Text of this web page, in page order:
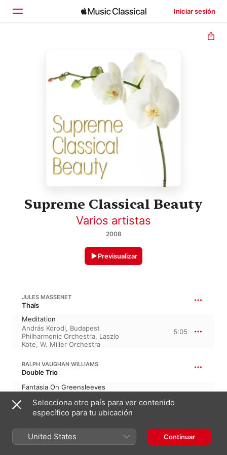
Iniciar sesión
Explorar
Supreme Classical Beauty
Varios artistas
2008
Previsualizar
JULES MASSENET
Thaïs
Meditation
András Kórodi, Budapest
Philharmonic Orchestra, Laszlo
Kote, W. Miller Orchestra
5:05
RALPH VAUGHAN WILLIAMS
Double Trio
Fantasia On Greensleeves
Geoffrey Simon
Songs without Words, Book II, Op. 30 · “Canciones sin palabras, libro 2”
Selecciona otro país para ver contenido
específico para tu ubicación
United States Continuar